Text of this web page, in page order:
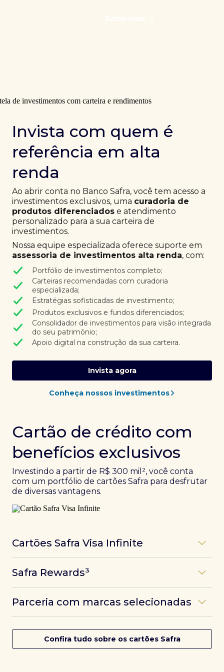
Invista com quem é
referência em alta
renda
Ao abrir conta no Banco Safra, você tem acesso a
investimentos exclusivos, uma curadoria de
produtos diferenciados e atendimento
personalizado para a sua carteira de
investimentos.
Nossa equipe especializada oferece suporte em
assessoria de investimentos alta renda, com:
Portfólio de investimentos completo;
Carteiras recomendadas com curadoria
especializada;
Estratégias sofisticadas de investimento;
Produtos exclusivos e fundos diferenciados;
Consolidador de investimentos para visão integrada
do seu patrimônio;
Apoio digital na construção da sua carteira.
Invista agora
Conheça nossos investimentos
Cartão de crédito com
benefícios exclusivos
Investindo a partir de R$ 300 mil², você conta
com um portfólio de cartões Safra para desfrutar
de diversas vantagens.
Cartões Safra Visa Infinite
experiências refinadas a benefícios únicos, como
converte seus investimentos em limite no cartão e
conta com acesso a mais de 1.400 salas VIP Dragon
Pass ao redor do mundo.
Safra Rewards³
das melhores pontuações do mercado.
Parceria com marcas selecionadas
cartões Safra.
Confira tudo sobre os cartões Safra